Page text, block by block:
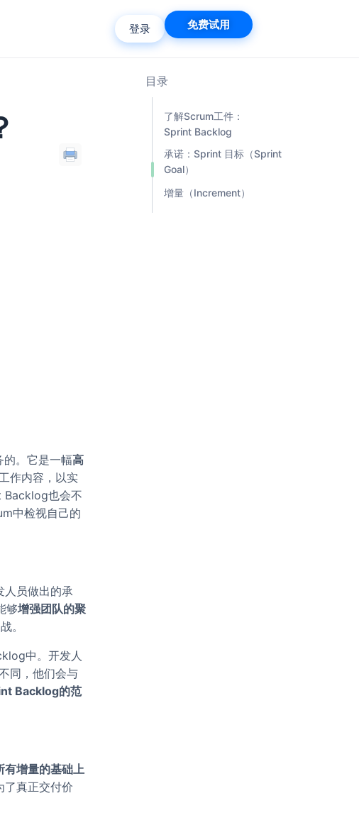
登录 免费试用
的。它是一幅高
作内容，以实
Backlog也会不
中检视自己的
人员做出的承
够增强团队的聚
。
中。开发人
同，他们会与
Backlog的范
有增量的基础上
了真正交付价
目录
了解Scrum工件：
Sprint Backlog
承诺：Sprint 目标（Sprint
Goal）
增量（Increment）